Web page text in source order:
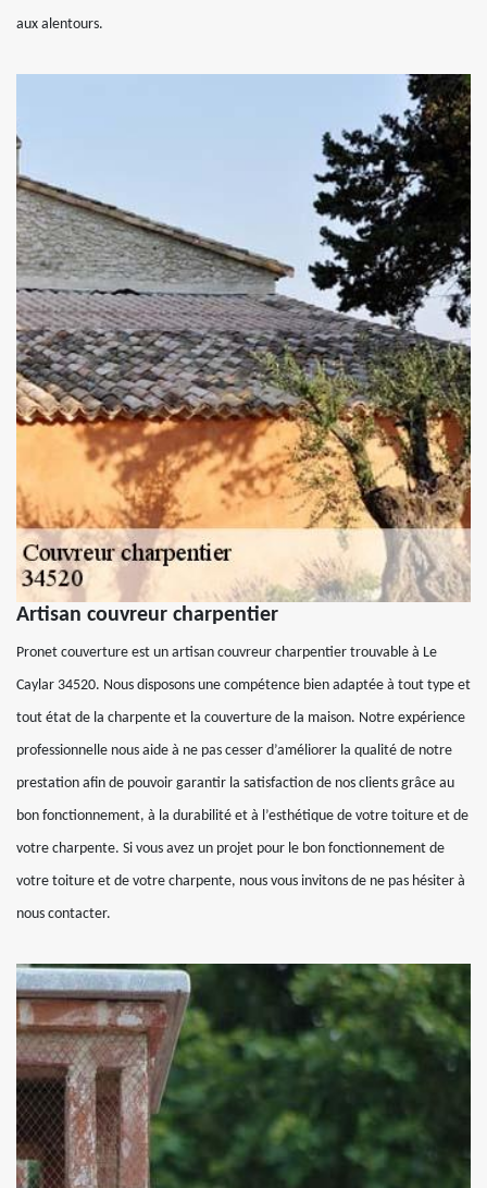
aux alentours.
Artisan couvreur charpentier
Pronet couverture est un artisan couvreur charpentier trouvable à Le
Caylar 34520. Nous disposons une compétence bien adaptée à tout type et
tout état de la charpente et la couverture de la maison. Notre expérience
professionnelle nous aide à ne pas cesser d’améliorer la qualité de notre
prestation afin de pouvoir garantir la satisfaction de nos clients grâce au
bon fonctionnement, à la durabilité et à l’esthétique de votre toiture et de
votre charpente. Si vous avez un projet pour le bon fonctionnement de
votre toiture et de votre charpente, nous vous invitons de ne pas hésiter à
nous contacter.